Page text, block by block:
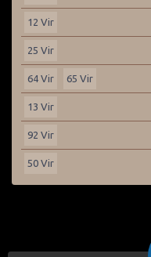
12 Vir
25 Vir
64 Vir 65 Vir
13 Vir
92 Vir
50 Vir